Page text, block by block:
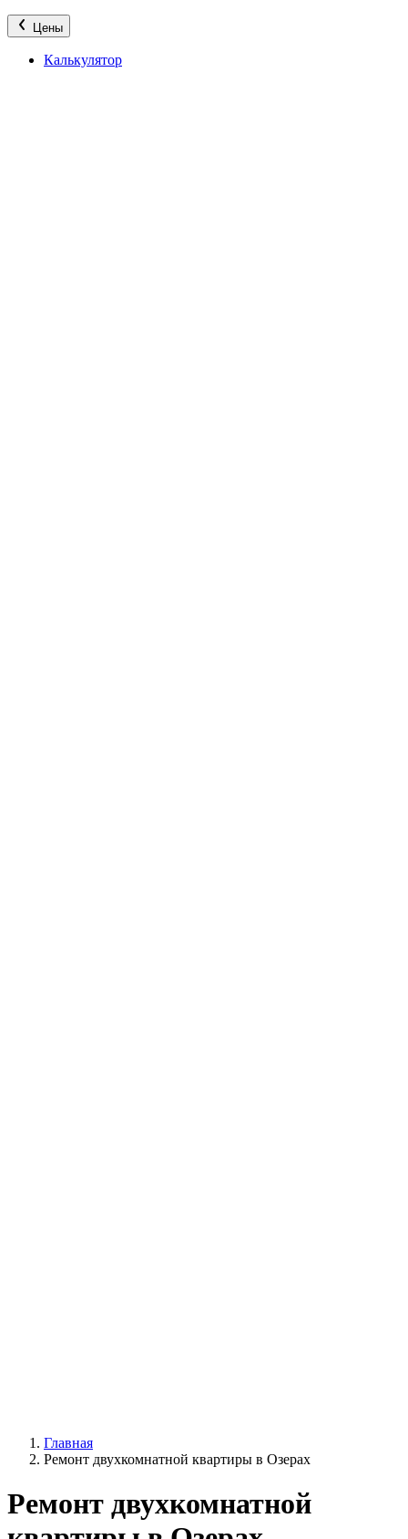
Цены
Калькулятор
Главная
Ремонт двухкомнатной квартиры в Озерах
Ремонт двухкомнатной